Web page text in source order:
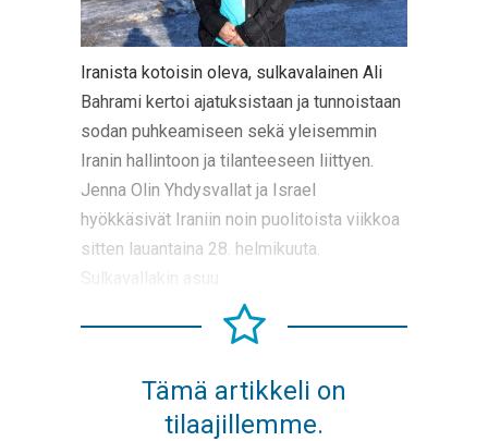
Iranista kotoisin oleva, sulkavalainen Ali
Bahrami kertoi ajatuksistaan ja tunnoistaan
sodan puhkeamiseen sekä yleisemmin
Iranin hallintoon ja tilanteeseen liittyen.
Jenna Olin Yhdysvallat ja Israel
hyökkäsivät Iraniin noin puolitoista viikkoa
sitten lauantaina 28. helmikuuta.
Sulkavallakin asuu
Tämä artikkeli on
tilaajillemme.